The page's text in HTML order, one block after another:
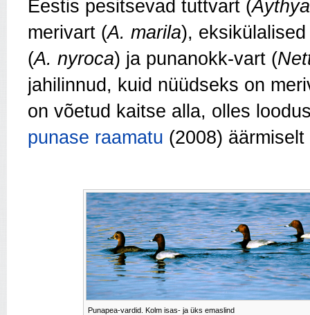
Eestis pesitsevad tuttvart (
merivart (A. marila),
(A. nyroca) ja punanokk-vart (
jahilinnud, kuid nüüdseks on
on võetud kaitse alla, olles
punase raamatu (2008)
Punapea-vardid. Kolm isas- ja üks emaslind